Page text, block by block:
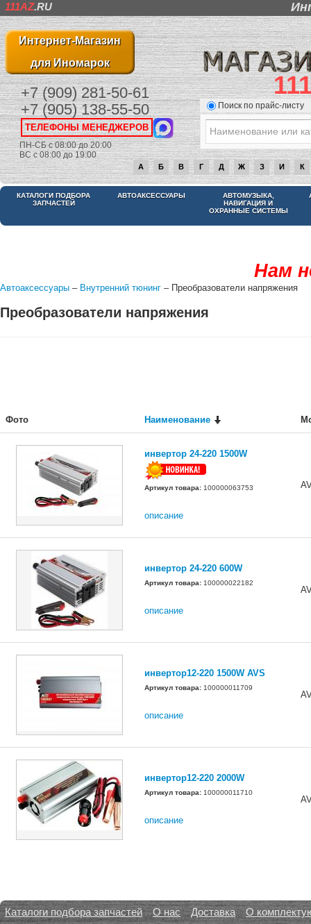
111AZ.RU
Интернет-Магазин
для Иномарок
+7 (909) 281-50-61
+7 (905) 138-55-50
ТЕЛЕФОНЫ МЕНЕДЖЕРОВ
ПН-СБ с 08:00 до 20:00
ВС с 08:00 до 19:00
Поиск по прайс-листу
А Б В Г Д Ж З И К
КАТАЛОГИ ПОДБОРА
ЗАПЧАСТЕЙ
АВТОАКСЕССУАРЫ
АВТОМУЗЫКА,
НАВИГАЦИЯ И
ОХРАННЫЕ СИСТЕМЫ
Нам
Автоаксессуары – Внутренний тюнинг – Преобразователи напряжения
Преобразователи напряжения
Фото Наименование
инвертор 24-220 1500W
Артикул товара: 100000063753
описание
инвертор 24-220 600W
Артикул товара: 100000022182
описание
инвертор12-220 1500W AVS
Артикул товара: 100000011709
описание
инвертор12-220 2000W
Артикул товара: 100000011710
описание
Каталоги подбора запчастей О нас Доставка
О